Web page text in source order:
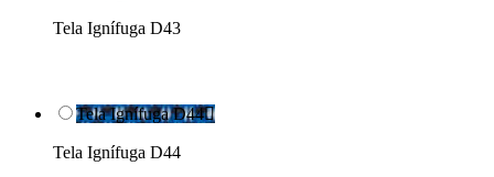
Tela Ignífuga D43
Tela Ignífuga D44
Tela Ignífuga D44